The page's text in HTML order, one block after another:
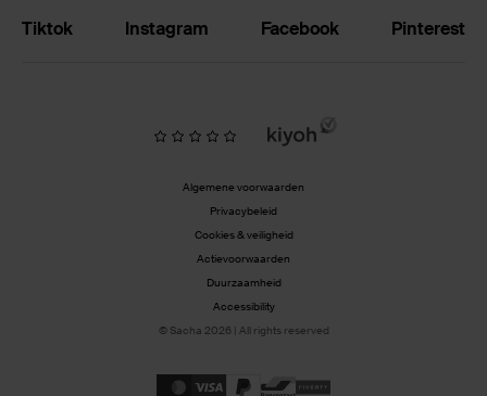
Tiktok Instagram Facebook Pinterest
Algemene voorwaarden
Privacybeleid
Cookies & veiligheid
Actievoorwaarden
Duurzaamheid
Accessibility
© Sacha 2026 | All rights reserved